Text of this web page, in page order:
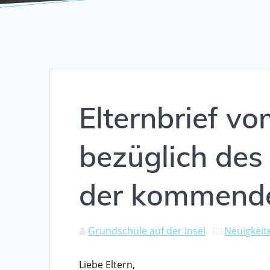
Elternbrief
bezüglich
der
Grundschule auf der Insel
Liebe Eltern,